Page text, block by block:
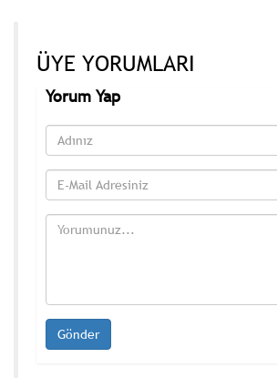
ÜYE YORUMLARI
Yorum Yap